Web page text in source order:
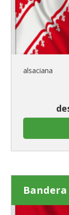
alsaciana